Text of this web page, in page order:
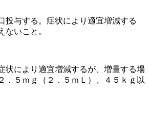
投与する。症状により適宜増減する
いこと。
状により適宜増減するが、増量する場
．５ｍｇ（２．５ｍＬ）、４５ｋｇ以